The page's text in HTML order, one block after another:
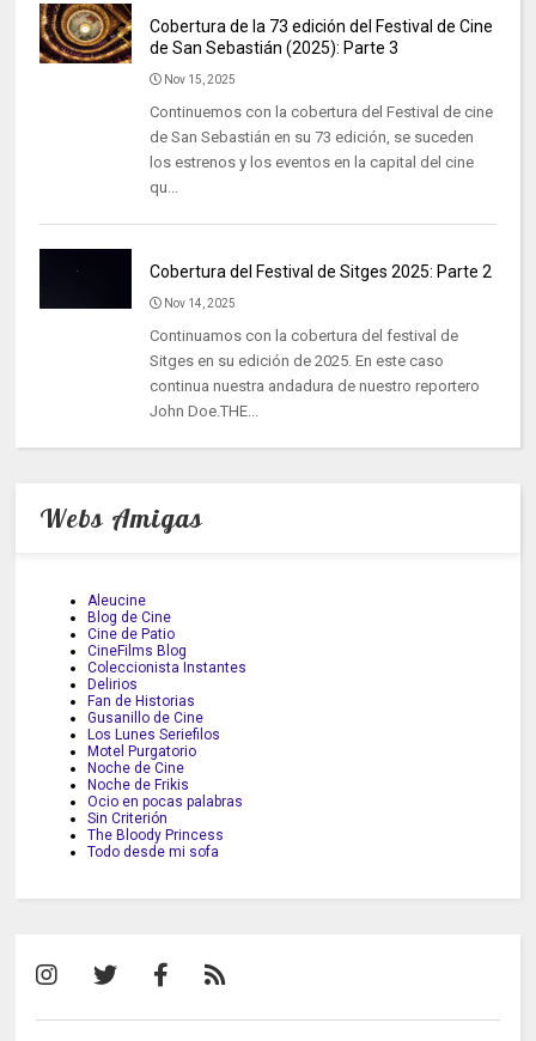
Cobertura de la 73 edición del Festival de Cine
de San Sebastián (2025): Parte 3
Nov 15, 2025
Continuemos con la cobertura del Festival de cine
de San Sebastián en su 73 edición, se suceden
los estrenos y los eventos en la capital del cine
qu...
Cobertura del Festival de Sitges 2025: Parte 2
Nov 14, 2025
Continuamos con la cobertura del festival de
Sitges en su edición de 2025. En este caso
continua nuestra andadura de nuestro reportero
John Doe.THE...
Webs Amigas
Aleucine
Blog de Cine
Cine de Patio
CineFilms Blog
Coleccionista Instantes
Delirios
Fan de Historias
Gusanillo de Cine
Los Lunes Seriefilos
Motel Purgatorio
Noche de Cine
Noche de Frikis
Ocio en pocas palabras
Sin Criterión
The Bloody Princess
Todo desde mi sofa